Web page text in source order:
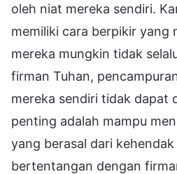
oleh niat mereka sendiri.
memiliki cara berpikir yang
mereka mungkin tidak
firman Tuhan,
mereka sendiri tidak dapat
penting adalah mampu
yang berasal dari
bertentangan dengan